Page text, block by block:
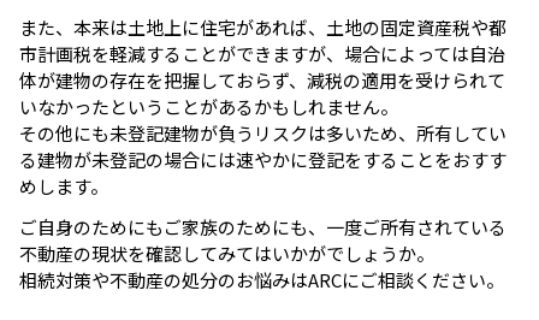
また、本来は土地上に住宅があれば、土地の固定資産税や都
市計画税を軽減することができますが、場合によっては自治
体が建物の存在を把握しておらず、減税の適用を受けられて
いなかったということがあるかもしれません。
その他にも未登記建物が負うリスクは多いため、所有してい
る建物が未登記の場合には速やかに登記をすることをおすす
めします。
ご自身のためにもご家族のためにも、一度ご所有されている
不動産の現状を確認してみてはいかがでしょうか。
相続対策や不動産の処分のお悩みはARCにご相談ください。